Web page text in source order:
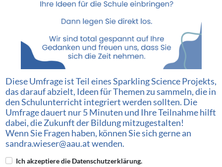
Diese Umfrage ist Teil eines Sparkling Science Projekts,
das darauf abzielt, Ideen für Themen zu sammeln, die in
den Schulunterricht integriert werden sollten. Die
Umfrage dauert nur 5 Minuten und Ihre Teilnahme hilft
dabei, die Zukunft der Bildung mitzugestalten!
Wenn Sie Fragen haben, können Sie sich gerne an
sandra.wieser@aau.atwenden.
Ich akzeptiere die Datenschutzerklärung.